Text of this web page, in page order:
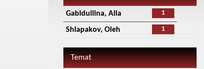
1
Gabidullina, Alla
1
Shlapakov, Oleh
Temat